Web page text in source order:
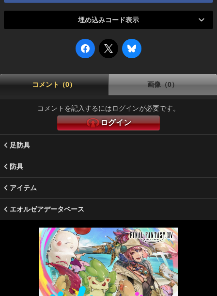
埋め込みコード表示
コメント（0） 画像（0）
コメントを記入するにはログインが必要です。
ログイン
足防具
防具
アイテム
エオルゼアデータベース